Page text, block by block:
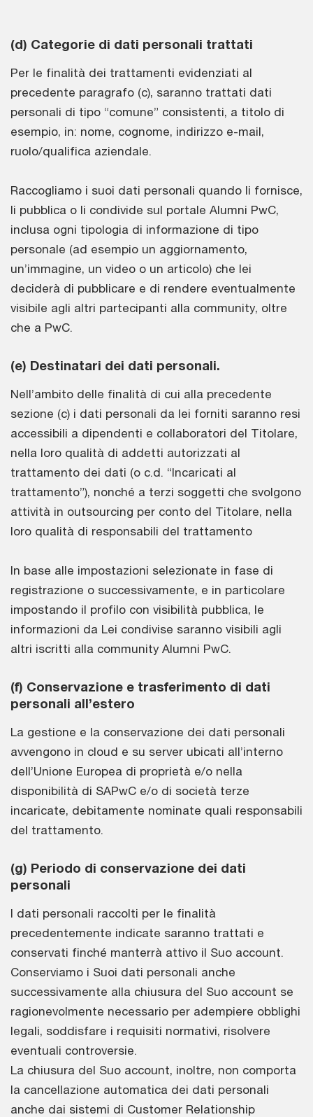
(d) Categorie di dati personali trattati
Per le finalità dei trattamenti evidenziati al
precedente paragrafo (c), saranno trattati dati
personali di tipo “comune” consistenti, a titolo di
esempio, in: nome, cognome, indirizzo e-mail,
ruolo/qualifica aziendale.
Raccogliamo i suoi dati personali quando li fornisce,
li pubblica o li condivide sul portale Alumni PwC,
inclusa ogni tipologia di informazione di tipo
personale (ad esempio un aggiornamento,
un’immagine, un video o un articolo) che lei
deciderà di pubblicare e di rendere eventualmente
visibile agli altri partecipanti alla community, oltre
che a PwC.
(e) Destinatari dei dati personali.
Nell’ambito delle finalità di cui alla precedente
sezione (c) i dati personali da lei forniti saranno resi
accessibili a dipendenti e collaboratori del Titolare,
nella loro qualità di addetti autorizzati al
trattamento dei dati (o c.d. “Incaricati al
trattamento”), nonché a terzi soggetti che svolgono
attività in outsourcing per conto del Titolare, nella
loro qualità di responsabili del trattamento
In base alle impostazioni selezionate in fase di
registrazione o successivamente, e in particolare
impostando il profilo con visibilità pubblica, le
informazioni da Lei condivise saranno visibili agli
altri iscritti alla community Alumni PwC.
(f) Conservazione e trasferimento di dati
personali all’estero
La gestione e la conservazione dei dati personali
avvengono in cloud e su server ubicati all’interno
dell’Unione Europea di proprietà e/o nella
disponibilità di SAPwC e/o di società terze
incaricate, debitamente nominate quali responsabili
del trattamento.
(g) Periodo di conservazione dei dati
personali
I dati personali raccolti per le finalità
precedentemente indicate saranno trattati e
conservati finché manterrà attivo il Suo account.
Conserviamo i Suoi dati personali anche
successivamente alla chiusura del Suo account se
ragionevolmente necessario per adempiere obblighi
legali, soddisfare i requisiti normativi, risolvere
eventuali controversie.
La chiusura del Suo account, inoltre, non comporta
la cancellazione automatica dei dati personali
anche dai sistemi di Customer Relationship